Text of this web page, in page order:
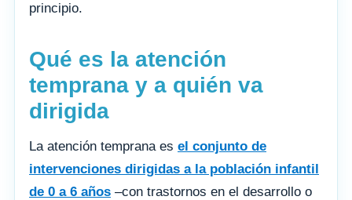
principio.
Qué es la atención
temprana y a quién va
dirigida
La atención temprana es el conjunto de
intervenciones dirigidas a la población infantil
de 0 a 6 años –con trastornos en el desarrollo o